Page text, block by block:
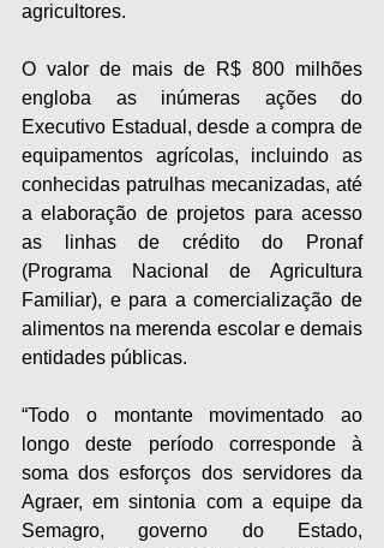
agricultores.
O valor de mais de R$ 800 milhões
engloba as inúmeras ações do
Executivo Estadual, desde a compra de
equipamentos agrícolas, incluindo as
conhecidas patrulhas mecanizadas, até
a elaboração de projetos para acesso
as linhas de crédito do Pronaf
(Programa Nacional de Agricultura
Familiar), e para a comercialização de
alimentos na merenda escolar e demais
entidades públicas.
“Todo o montante movimentado ao
longo deste período corresponde à
soma dos esforços dos servidores da
Agraer, em sintonia com a equipe da
Semagro, governo do Estado,